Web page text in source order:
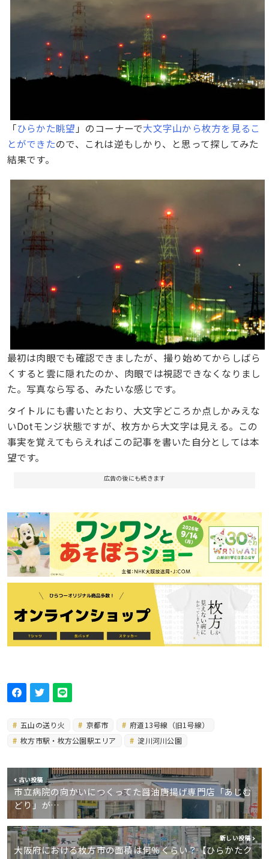
「ひらかた眺望 」のコーナーで大文字山から枚方を見るこ
とができたので、これは逆もしかり、と思って探してみた
結果です。
最初は肉眼でも確認できましたが、撮り始めてからしばら
くすると雲に隠れたのか、肉眼では視認できなくなりまし
た。写真なら写る、みたいな感じです。
タイトルにも書いたとおり、大文字どころか点しかみえな
いDotモンジ状態ですが、枚方から大文字は見える。この
事実を覚えてもらえればこの記事を書いた自分としては本
望です。
広告の後にも続きます
五山の送り火 京都市
府道13号線（旧1号線）
枚方市駅・枚方公園駅エリア
淀川河川公園
古い投稿
市立病院の向かいにつくってた醤油唐揚げ専門店「あじむ
どり」が…
新しい投稿
大阪府における枚方市の面積は何％くらい？【ひらかたク